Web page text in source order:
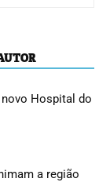
novo Hospital do
a região